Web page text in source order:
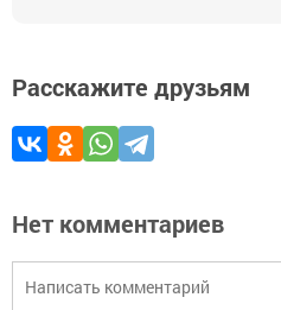
Расскажите друзьям
Нет комментариев